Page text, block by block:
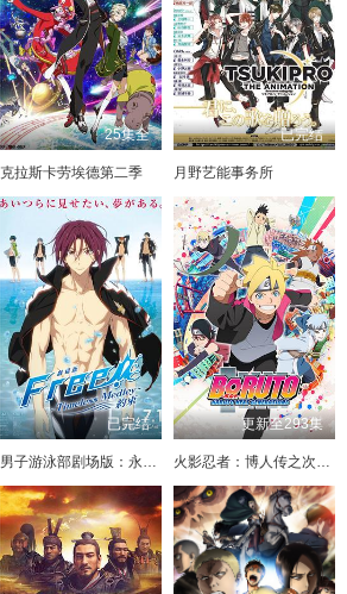
25集全
克拉斯卡劳埃德第二季
已完结
月野艺能事务所
已完结
男子游泳部剧场版：永恒的混合泳之约定
更新至293集
火影忍者：博人传之次世代继承者